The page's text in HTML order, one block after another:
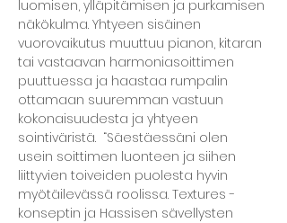
luomisen, ylläpitämisen ja purkamisen
näkökulma. Yhtyeen sisäinen
vuorovaikutus muuttuu pianon, kitaran
tai vastaavan harmoniasoittimen
puuttuessa ja haastaa rumpalin
ottamaan suuremman vastuun
kokonaisuudesta ja yhtyeen
sointiväristä.  “Säestäessäni olen
usein soittimen luonteen ja siihen
liittyvien toiveiden puolesta hyvin
myötäilevässä roolissa. Textures -
konseptin ja Hassisen sävellysten